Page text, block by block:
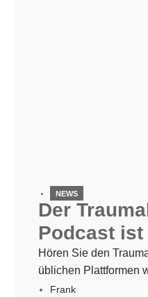
NEWS
Der
Podcast
Hören Sie den
üblichen Plattformen
Google, Spotify,
Frank